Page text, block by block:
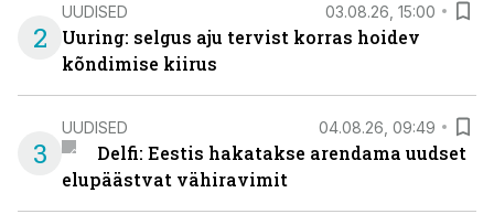
2
UUDISED 03.08.26, 15:00
Uuring: selgus aju tervist korras hoidev
kõndimise kiirus
3
UUDISED 04.08.26, 09:49
Delfi: Eestis hakatakse arendama uudset
elupäästvat vähiravimit